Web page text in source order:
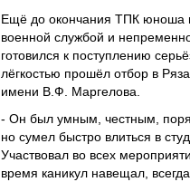
Ещё до окончания ТПК юноша
военной службой и
готовился к поступлению
лёгкостью прошёл отбор в
имени В.Ф. Маргелова.
- Он был умным, честным,
но сумел быстро влиться в
Участвовал во всех
время каникул навещал,